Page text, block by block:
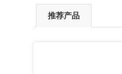
推荐产品